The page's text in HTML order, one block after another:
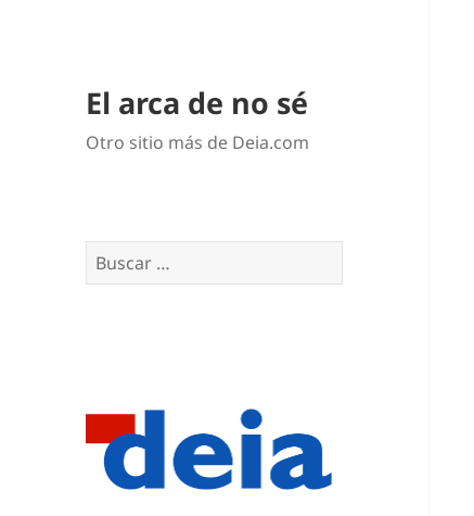
El arca de no sé
Otro sitio más de Deia.com
Buscar: